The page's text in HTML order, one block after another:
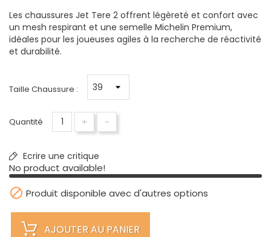
Les chaussures Jet Tere 2 offrent légèreté et confort avec
un mesh respirant et une semelle Michelin Premium,
idéales pour les joueuses agiles à la recherche de réactivité
et durabilité.
Taille Chaussure :
Quantité + -
Ecrire une critique
No product available!
 Produit disponible avec d'autres options
AJOUTER AU PANIER